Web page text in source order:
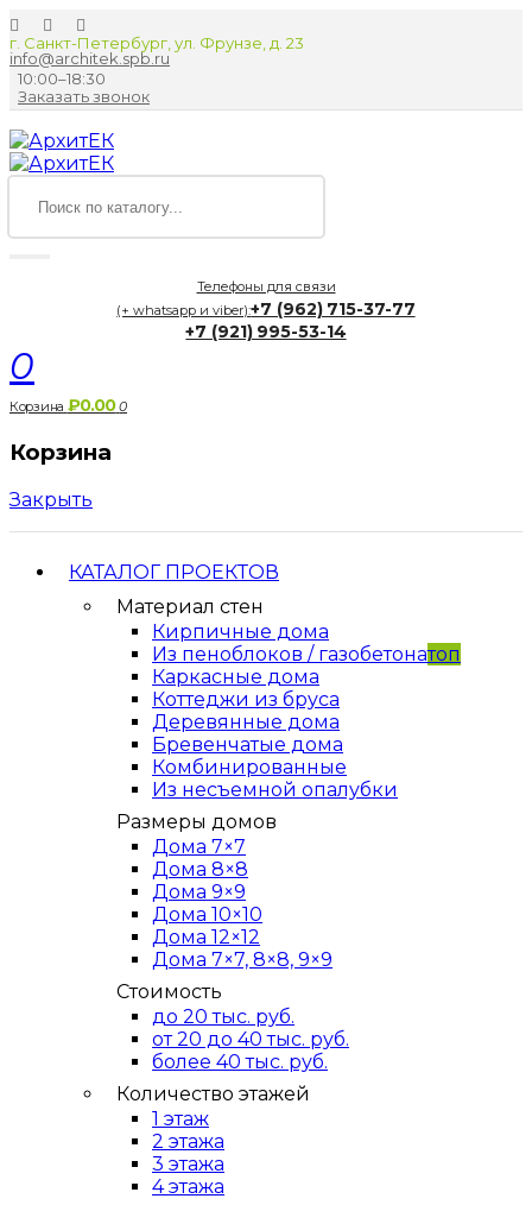
г. Санкт-Петербург, ул. Фрунзе, д. 23
info@architek.spb.ru
10:00–18:30
Заказать звонок
Телефоны для связи
(+ whatsapp и viber):+7 (962) 715-37-77
+7 (921) 995-53-14
0
Корзина ₽0.000
Корзина
Закрыть
КАТАЛОГ ПРОЕКТОВ
Материал стен
Кирпичные дома
Из пеноблоков / газобетонатоп
Каркасные дома
Коттеджи из бруса
Деревянные дома
Бревенчатые дома
Комбинированные
Из несъемной опалубки
Размеры домов
Дома 7×7
Дома 8×8
Дома 9×9
Дома 10×10
Дома 12×12
Дома 7×7, 8×8, 9×9
Стоимость
до 20 тыс. руб.
от 20 до 40 тыс. руб.
более 40 тыс. руб.
Количество этажей
1 этаж
2 этажа
3 этажа
4 этажа